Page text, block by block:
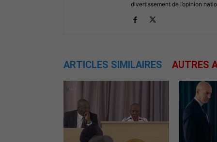
divertissement de l’opinion
ARTICLES SIMILAIRES AUTRES